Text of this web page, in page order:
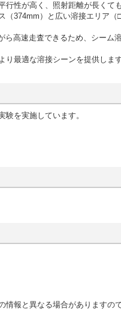
性が高く、照射距離が長くて
（374mm）と広い溶接エリア（
高速走査できるため、シーム
最適な溶接シーンを提供します
を実施しています。
情報と異なる場合がありますの